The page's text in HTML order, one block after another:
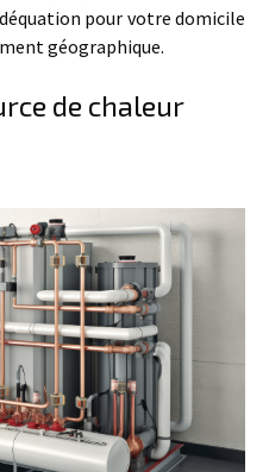
pour votre domicile
géographique.
de chaleur